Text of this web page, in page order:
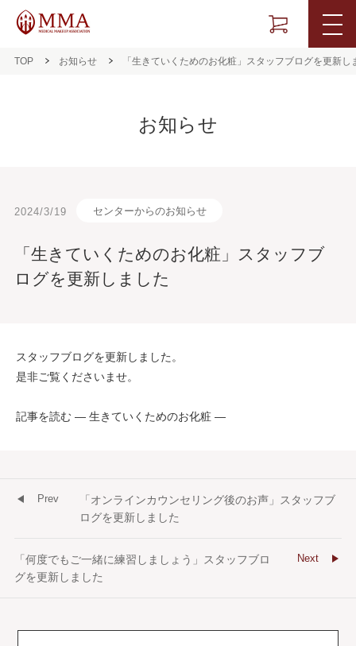
TOP お知らせ 「生きていくためのお化粧」スタッフブログを更新し
お知らせ
2024/3/19 センターからのお知らせ
「生きていくためのお化粧」スタッフブ
ログを更新しました
スタッフブログを更新しました。
是非ご覧くださいませ。
記事を読む ― 生きていくためのお化粧 ―
「オンラインカウンセリング後のお声」スタッフブ
ログを更新しました
Prev
「何度でもご一緒に練習しましょう」スタッフブロ
グを更新しました
Next